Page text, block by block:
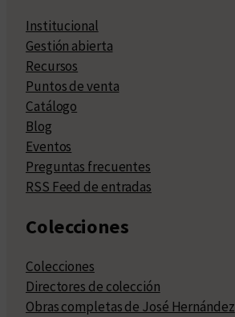
Institucional
Gestión abierta
Recursos
Puntos de venta
Catálogo
Blog
Eventos
Preguntas frecuentes
RSS Feed de entradas
Colecciones
Colecciones
Directores de colección
Obras completas de José Hernández